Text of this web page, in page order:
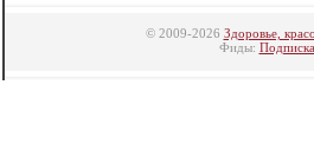
© 2009-2026 Здоровье,
Фиды: